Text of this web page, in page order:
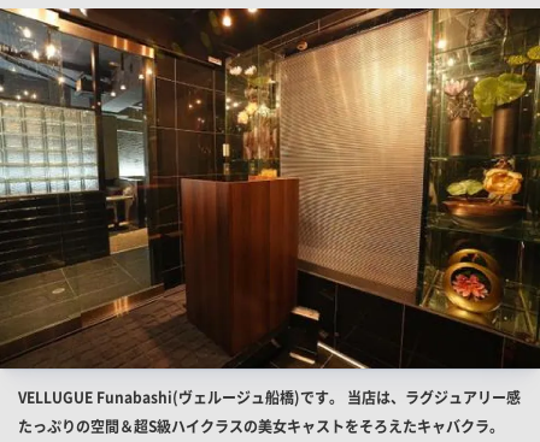
店
舗
PR
画
像
店
舗
VELLUGUE Funabashi(ヴェルージュ船橋)です。 当店は、ラグジュアリー感
たっぷりの空間＆超S級ハイクラスの美女キャストをそろえたキャバクラ。